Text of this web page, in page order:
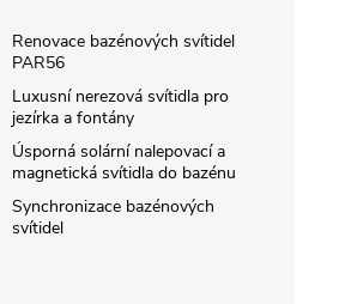
Renovace bazénových svítidel
PAR56
Luxusní nerezová svítidla pro
jezírka a fontány
Úsporná solární nalepovací a
magnetická svítidla do bazénu
Synchronizace bazénových
svítidel